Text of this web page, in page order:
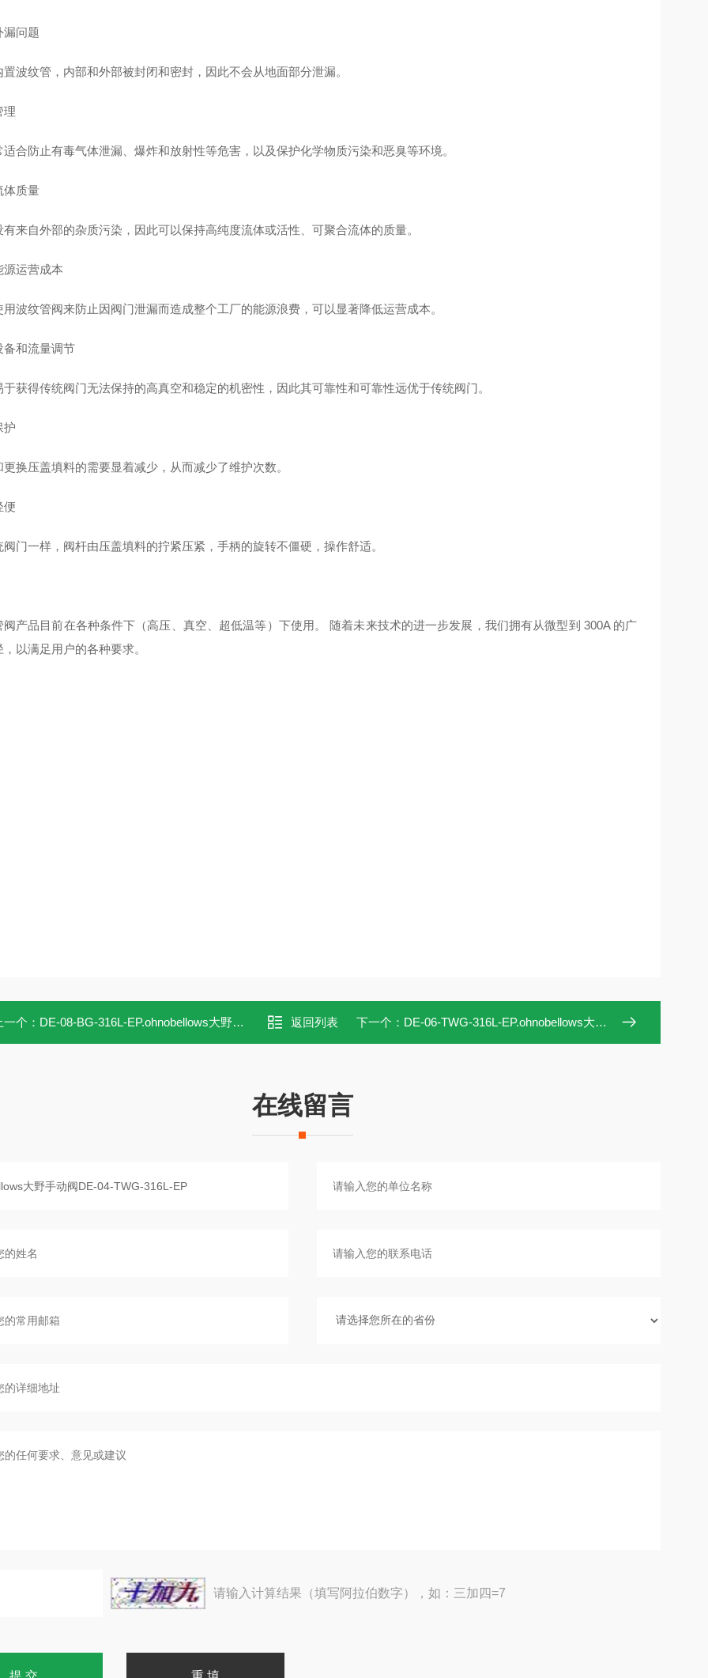
漏问题
置波纹管，内部和外部被封闭和密封，因此不会从地面部分泄漏。
理
适合防止有毒气体泄漏、爆炸和放射性等危害，以及保护化学物质污染和恶臭等环境。
体质量
有来自外部的杂质污染，因此可以保持高纯度流体或活性、可聚合流体的质量。
源运营成本
用波纹管阀来防止因阀门泄漏而造成整个工厂的能源浪费，可以显著降低运营成本。
备和流量调节
于获得传统阀门无法保持的高真空和稳定的机密性，因此其可靠性和可靠性远优于传统阀门。
护
更换压盖填料的需要显着减少，从而减少了维护次数。
便
阀门一样，阀杆由压盖填料的拧紧压紧，手柄的旋转不僵硬，操作舒适。
阀产品目前在各种条件下（高压、真空、超低温等）下使用。 随着未来技术的进一步发展，我们拥有从微型到 300A 的广
以满足用户的各种要求。
一个： DE-08-BG-316L-EP.ohnobellows大野DE-08-BG-316L-EP手动阀 返回列表 下一个： DE-06-TWG-316L-EP.ohnobellows大野手动阀DE-06-TWG-316L-EP
在线留言
请输入计算结果（填写阿拉伯数字），如：三加四=7